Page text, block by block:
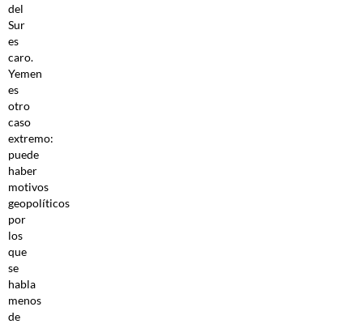
del
Sur
es
caro.
Yemen
es
otro
caso
extremo:
puede
haber
motivos
geopolíticos
por
los
que
se
habla
menos
de